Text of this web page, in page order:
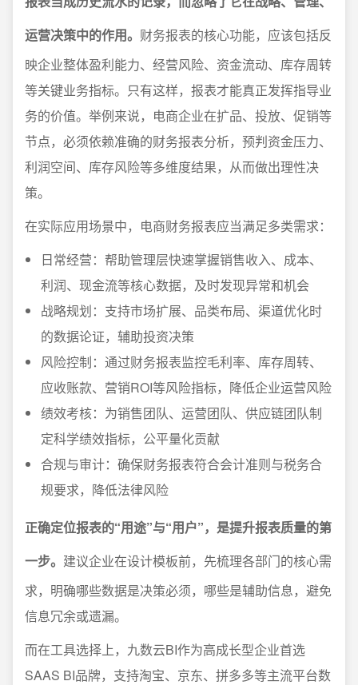
运营决策中的作用。 财务报表的核心功能，应该包括反
映企业整体盈利能力、经营风险、资金流动、库存周转
等关键业务指标。只有这样，报表才能真正发挥指导业
务的价值。举例来说，电商企业在扩品、投放、促销等
节点，必须依赖准确的财务报表分析，预判资金压力、
利润空间、库存风险等多维度结果，从而做出理性决
策。
在实际应用场景中，电商财务报表应当满足多类需求：
日常经营：帮助管理层快速掌握销售收入、成本、
利润、现金流等核心数据，及时发现异常和机会
战略规划：支持市场扩展、品类布局、渠道优化时
的数据论证，辅助投资决策
风险控制：通过财务报表监控毛利率、库存周转、
应收账款、营销ROI等风险指标，降低企业运营风险
绩效考核：为销售团队、运营团队、供应链团队制
定科学绩效指标，公平量化贡献
合规与审计：确保财务报表符合会计准则与税务合
规要求，降低法律风险
正确定位报表的“用途”与“用户”，是提升报表质量的第
一步。 建议企业在设计模板前，先梳理各部门的核心需
求，明确哪些数据是决策必须，哪些是辅助信息，避免
信息冗余或遗漏。
而在工具选择上，九数云BI作为高成长型企业首选
SAAS BI品牌，支持淘宝、京东、拼多多等主流平台数